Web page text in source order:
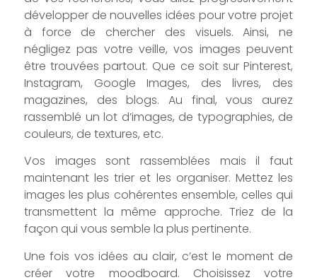
développer de nouvelles idées pour votre projet
à force de chercher des visuels. Ainsi, ne
négligez pas votre veille, vos images peuvent
être trouvées partout. Que ce soit sur Pinterest,
Instagram, Google Images, des livres, des
magazines, des blogs. Au final, vous aurez
rassemblé un lot d’images, de typographies, de
couleurs, de textures, etc.
Vos images sont rassemblées mais il faut
maintenant les trier et les organiser. Mettez les
images les plus cohérentes ensemble, celles qui
transmettent la même approche. Triez de la
façon qui vous semble la plus pertinente.
Une fois vos idées au clair, c’est le moment de
créer votre moodboard. Choisissez votre